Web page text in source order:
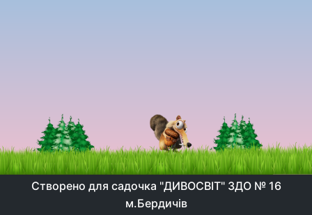
Створено для садочка "ДИВОСВІТ" ЗДО № 16
м.Бердичів